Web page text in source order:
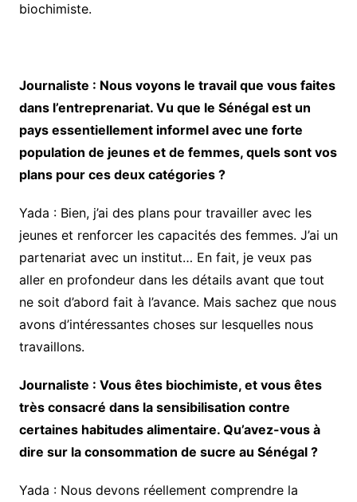
biochimiste.
Journaliste : Nous voyons le travail que vous faites
dans l’entreprenariat. Vu que le Sénégal est un
pays essentiellement informel avec une forte
population de jeunes et de femmes, quels sont vos
plans pour ces deux catégories ?
Yada : Bien, j’ai des plans pour travailler avec les
jeunes et renforcer les capacités des femmes. J’ai un
partenariat avec un institut… En fait, je veux pas
aller en profondeur dans les détails avant que tout
ne soit d’abord fait à l’avance. Mais sachez que nous
avons d’intéressantes choses sur lesquelles nous
travaillons.
Journaliste : Vous êtes biochimiste, et vous êtes
très consacré dans la sensibilisation contre
certaines habitudes alimentaire. Qu’avez-vous à
dire sur la consommation de sucre au Sénégal ?
Yada : Nous devons réellement comprendre la